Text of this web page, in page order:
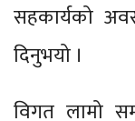
सहकार्यको
दिनुभयो ।
विगत लामो